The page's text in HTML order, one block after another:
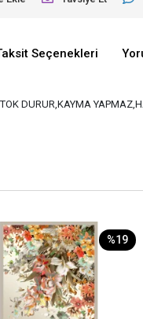
Seçenekleri
DURUR,KAYMA
%19